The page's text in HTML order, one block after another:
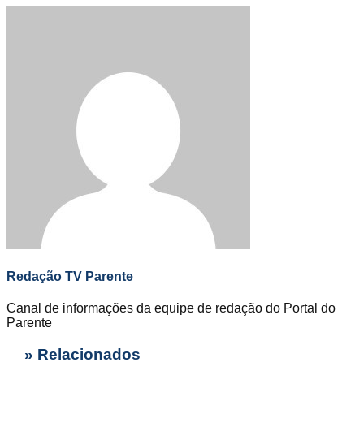
Redação TV Parente
Canal de informações da equipe de redação do Portal do
Parente
» Relacionados